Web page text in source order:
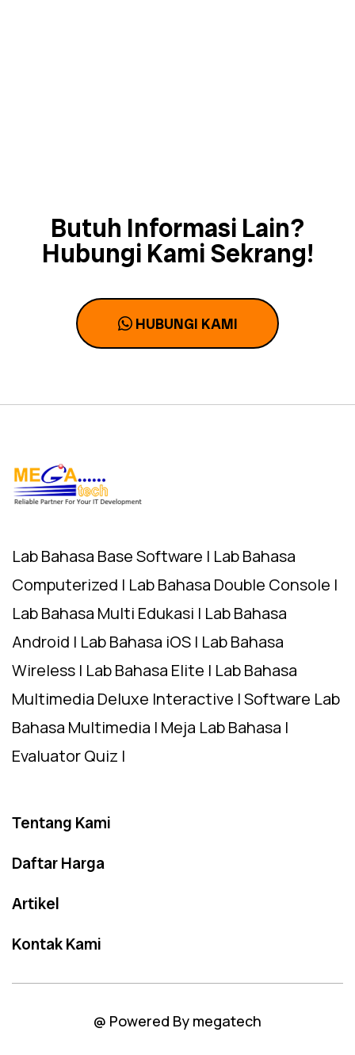
Butuh Informasi Lain?
Hubungi Kami Sekrang!
HUBUNGI KAMI
Lab Bahasa Base Software | Lab Bahasa
Computerized | Lab Bahasa Double Console |
Lab Bahasa Multi Edukasi | Lab Bahasa
Android | Lab Bahasa iOS | Lab Bahasa
Wireless | Lab Bahasa Elite | Lab Bahasa
Multimedia Deluxe Interactive | Software Lab
Bahasa Multimedia | Meja Lab Bahasa |
Evaluator Quiz |
Tentang Kami
Daftar Harga
Artikel
Kontak Kami
@ Powered By megatech